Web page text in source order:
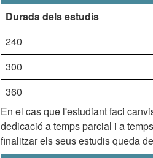
Durada dels estudis
240
300
360
En el cas que l'estudiant faci
dedicació a temps parcial i a
finalitzar els seus estudis queda